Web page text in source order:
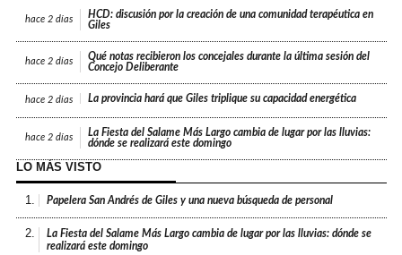
hace 2 días
HCD: discusión por la creación de una comunidad terapéutica en
Giles
hace 2 días
Qué notas recibieron los concejales durante la última sesión del
Concejo Deliberante
hace 2 días La provincia hará que Giles triplique su capacidad energética
hace 2 días
La Fiesta del Salame Más Largo cambia de lugar por las lluvias:
dónde se realizará este domingo
LO MÁS VISTO
1. Papelera San Andrés de Giles y una nueva búsqueda de personal
2.
La Fiesta del Salame Más Largo cambia de lugar por las lluvias: dónde se
realizará este domingo